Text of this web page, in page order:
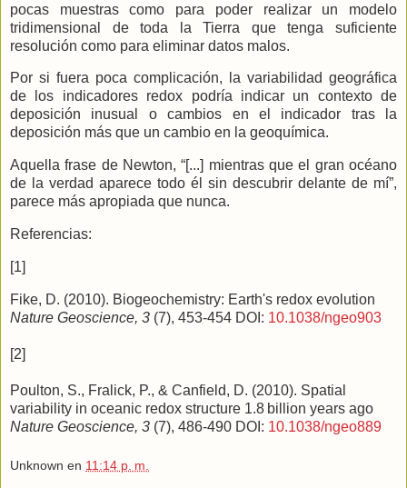
pocas muestras como para poder realizar un modelo
tridimensional de toda
la Tierra que tenga suficiente
resolución como para eliminar datos malos.
Por si fuera poca complicación, la variabilidad geográfica
de los indicadores redox podría indicar un contexto de
deposición inusual o cambios en el indicador tras la
deposición más que un cambio en la geoquímica.
Aquella frase de Newton, “[...] mientras que el gran océano
de la verdad aparece todo él sin descubrir delante de mí”,
parece más apropiada que nunca.
Referencias:
[1]
Fike, D. (2010). Biogeochemistry: Earth's redox evolution
Nature Geoscience, 3 (7), 453-454 DOI: 10.1038/ngeo903
[2]
Poulton, S., Fralick, P., & Canfield, D. (2010). Spatial
variability in oceanic redox structure 1.8 billion years ago
Nature Geoscience, 3 (7), 486-490 DOI: 10.1038/ngeo889
Unknown en 11:14 p. m.